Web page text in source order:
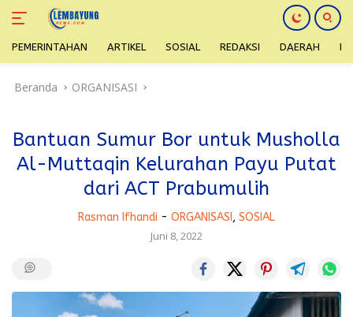
PEMERINTAHAN ARTIKEL SOSIAL REDAKSI DAERAH
Beranda ORGANISASI
Bantuan Sumur Bor untuk Musholla
Al-Muttaqin Kelurahan Payu Putat
dari ACT Prabumulih
Rasman Ifhandi - ORGANISASI , SOSIAL
Juni 8, 2022